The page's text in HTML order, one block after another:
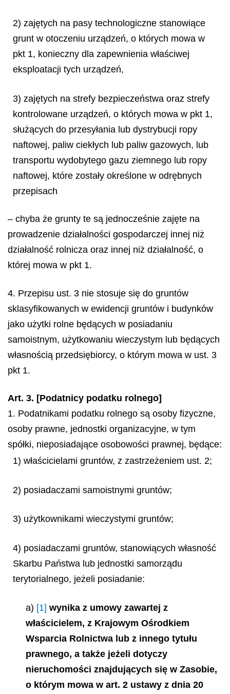
2) zajętych na pasy technologiczne stanowiące
grunt w otoczeniu urządzeń, o których mowa w
pkt 1, konieczny dla zapewnienia właściwej
eksploatacji tych urządzeń,
3) zajętych na strefy bezpieczeństwa oraz strefy
kontrolowane urządzeń, o których mowa w pkt 1,
służących do przesyłania lub dystrybucji ropy
naftowej, paliw ciekłych lub paliw gazowych, lub
transportu wydobytego gazu ziemnego lub ropy
naftowej, które zostały określone w odrębnych
przepisach
– chyba że grunty te są jednocześnie zajęte na
prowadzenie działalności gospodarczej innej niż
działalność rolnicza oraz innej niż działalność, o
której mowa w pkt 1.
4. Przepisu ust. 3 nie stosuje się do gruntów
sklasyfikowanych w ewidencji gruntów i budynków
jako użytki rolne będących w posiadaniu
samoistnym, użytkowaniu wieczystym lub będących
własnością przedsiębiorcy, o którym mowa w ust. 3
pkt 1.
Art. 3. [Podatnicy podatku rolnego]
1. Podatnikami podatku rolnego są osoby fizyczne,
osoby prawne, jednostki organizacyjne, w tym
spółki, nieposiadające osobowości prawnej, będące:
1) właścicielami gruntów, z zastrzeżeniem ust. 2;
2) posiadaczami samoistnymi gruntów;
3) użytkownikami wieczystymi gruntów;
4) posiadaczami gruntów, stanowiących własność
Skarbu Państwa lub jednostki samorządu
terytorialnego, jeżeli posiadanie:
a) [1] wynika z umowy zawartej z
właścicielem, z Krajowym Ośrodkiem
Wsparcia Rolnictwa lub z innego tytułu
prawnego, a także jeżeli dotyczy
nieruchomości znajdujących się w Zasobie,
o którym mowa w art. 2 ustawy z dnia 20